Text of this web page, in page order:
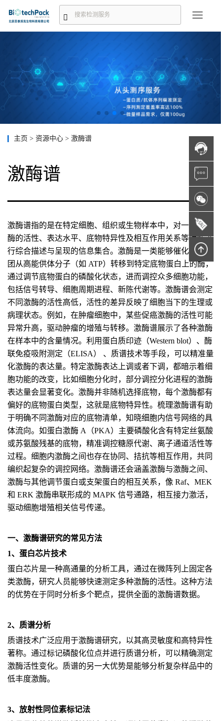
主页 > 资源中心 > 激酶谱
激酶谱
激酶谱指的是在特定细胞、组织或生物样本中，对一系列激
酶的活性、表达水平、底物特异性及相互作用关系等特性进
行综合描述与呈现的信息集合。激酶是一类能够催化磷酸基
团从高能供体分子（如 ATP）转移到特定底物蛋白上的酶，
通过调节底物蛋白的磷酸化状态，进而调控众多细胞功能，
包括信号转导、细胞周期进程、新陈代谢等。激酶谱会测定
不同激酶的活性高低，活性的差异反映了细胞当下的生理或
病理状态。例如，在肿瘤细胞中，某些促癌激酶的活性可能
异常升高，驱动肿瘤的增殖与转移。激酶谱展示了各种激酶
在样本中的含量情况。利用蛋白质印迹（Western blot）、酶
联免疫吸附测定（ELISA） 、质谱技术等手段，可以精准量
化激酶的表达量。特定激酶表达上调或者下调，都暗示着细
胞功能的改变，比如细胞分化时，部分调控分化进程的激酶
表达量会显著变化。激酶并非随机选择底物，每个激酶都有
偏好的底物蛋白类型，这就是底物特异性。梳理激酶谱有助
于明确不同激酶对应的底物清单，知晓细胞内信号网络的具
体流向。如蛋白激酶 A（PKA）主要磷酸化含有特定丝氨酸
或苏氨酸残基的底物，精准调控糖原代谢、离子通道活性等
过程。细胞内激酶之间也存在协同、拮抗等相互作用，共同
编织起复杂的调控网络。激酶谱还会涵盖激酶与激酶之间、
激酶与其他调节蛋白或支架蛋白的相互关系，像 Raf、MEK
和 ERK 激酶串联形成的 MAPK 信号通路，相互接力激活，
驱动细胞增殖相关信号传递。
一、激酶谱研究的常见方法
1、蛋白芯片技术
蛋白芯片是一种高通量的分析工具，通过在微阵列上固定各
类激酶，研究人员能够快速测定多种激酶的活性。这种方法
的优势在于同时分析多个靶点，提供全面的激酶谱数据。
2、质谱分析
质谱技术广泛应用于激酶谱研究，以其高灵敏度和高特异性
著称。通过标记磷酸化位点并进行质谱分析，可以精确测定
激酶活性变化。质谱的另一大优势是能够分析复杂样品中的
低丰度激酶。
3、放射性同位素标记法